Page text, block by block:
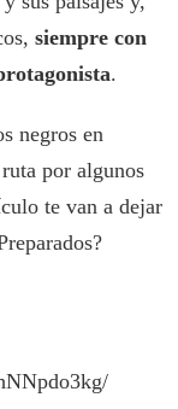
siempre con
.
negros en
por algunos
te van a dejar